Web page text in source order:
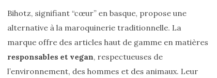
Mode
(502)
Actualités
mode
Bihotz, signifiant “cœur” en basque, propose une
alternative à la maroquinerie traditionnelle. La
marque offre des articles haut de gamme en matières
responsables et vegan, respectueuses de
l’environnement, des hommes et des animaux. Leur